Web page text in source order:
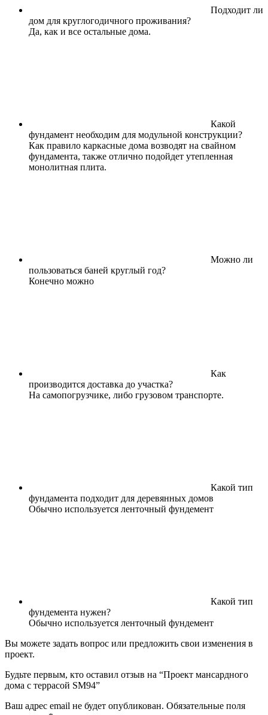
Подходит ли
дом для круглогодичного проживания?
Да, как и все остальные дома.
Какой
фундамент необходим для модульной конструкции?
Как правило каркасные дома возводят на свайном
фундамента, также отлично подойдет утепленная
монолитная плита.
Можно ли
пользоваться баней круглый год?
Конечно можно
Как
производится доставка до участка?
На самопогрузчике, либо грузовом транспорте.
Какой тип
фундамента подходит для деревянных домов
Обычно используется ленточный фундемент
Какой тип
фундемента нужен?
Обычно используется ленточный фундемент
Вы можете задать вопрос или предложить свои изменения в
проект.
Будьте первым, кто оставил отзыв на “Проект мансардного
дома с террасой SM94”
Ваш адрес email не будет опубликован. Обязательные поля